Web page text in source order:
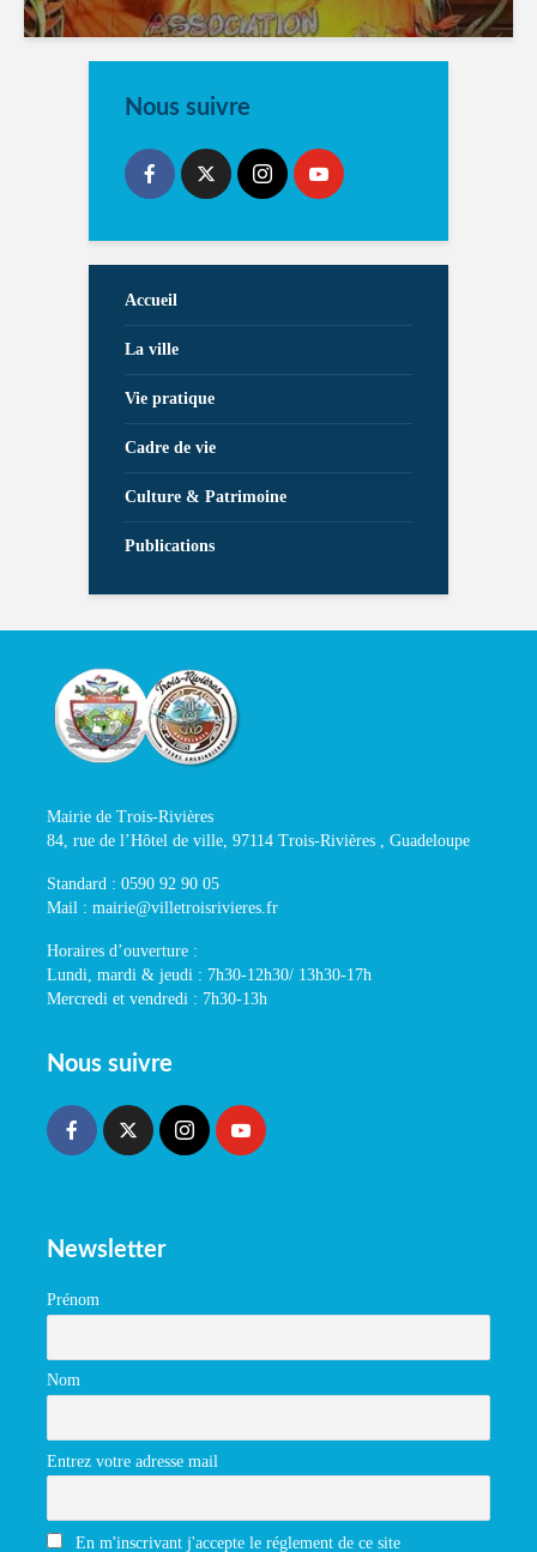
Nous suivre
Accueil
La ville
Vie pratique
Cadre de vie
Culture & Patrimoine
Publications
Mairie de Trois-Rivières
84, rue de l’Hôtel de ville, 97114 Trois-Rivières , Guadeloupe
Standard : 0590 92 90 05
Mail : mairie@villetroisrivieres.fr
Horaires d’ouverture :
Lundi, mardi & jeudi : 7h30-12h30/ 13h30-17h
Mercredi et vendredi : 7h30-13h
Nous suivre
Newsletter
Prénom
Nom
Entrez votre adresse mail
En m'inscrivant j'accepte le réglement de ce site